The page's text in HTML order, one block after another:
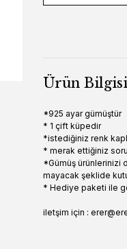
Ürün Bilgisi
*925 ayar gümüştür
* 1 çift küpedir
*istediğiniz renk
* merak ettiğiniz
*Gümüş ürünlerinizi
mayacak şeklide
* Hediye paketi ile
iletşim için :